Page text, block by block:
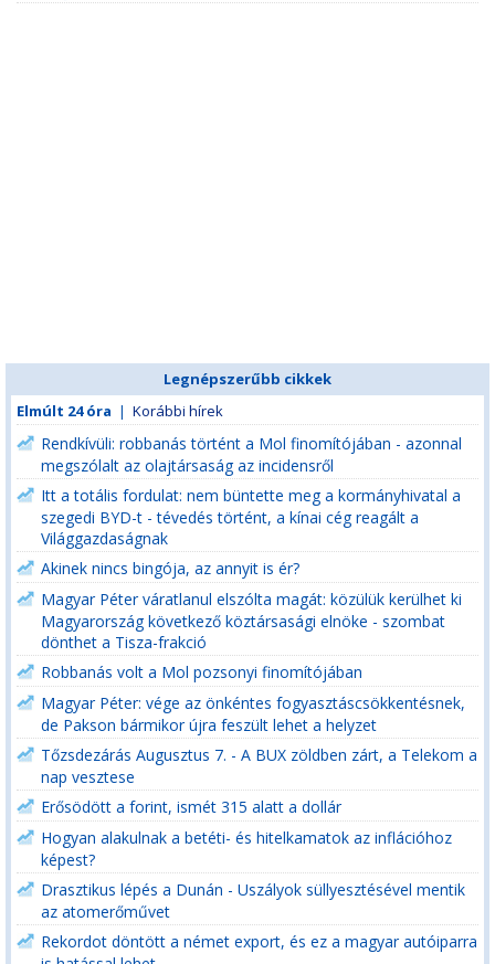
Legnépszerűbb cikkek
Elmúlt 24 óra | Korábbi hírek
Rendkívüli: robbanás történt a Mol finomítójában - azonnal
megszólalt az olajtársaság az incidensről
Itt a totális fordulat: nem büntette meg a kormányhivatal a
szegedi BYD-t - tévedés történt, a kínai cég reagált a
Világgazdaságnak
Akinek nincs bingója, az annyit is ér?
Magyar Péter váratlanul elszólta magát: közülük kerülhet ki
Magyarország következő köztársasági elnöke - szombat
dönthet a Tisza-frakció
Robbanás volt a Mol pozsonyi finomítójában
Magyar Péter: vége az önkéntes fogyasztáscsökkentésnek,
de Pakson bármikor újra feszült lehet a helyzet
Tőzsdezárás Augusztus 7. - A BUX zöldben zárt, a Telekom a
nap vesztese
Erősödött a forint, ismét 315 alatt a dollár
Hogyan alakulnak a betéti- és hitelkamatok az inflációhoz
képest?
Drasztikus lépés a Dunán - Uszályok süllyesztésével mentik
az atomerőművet
Rekordot döntött a német export, és ez a magyar autóiparra